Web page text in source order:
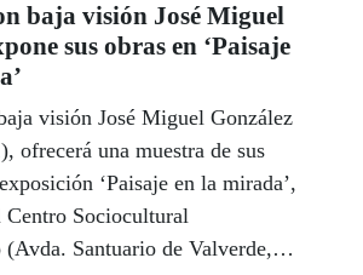
baja visión José Miguel
sus obras en ‘Paisaje
visión José Miguel González
ofrecerá una muestra de sus
‘Paisaje en la mirada’,
Centro Sociocultural
Santuario de Valverde,